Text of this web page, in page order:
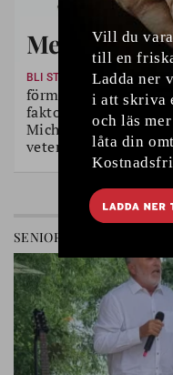
Mer power
BLI STARK MED MICHAIL
förmågan att
faktor för äldre. Här
Michail Tonkonogi,
vetenskap, några
SENIOREN